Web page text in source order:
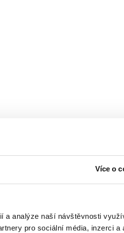
Více o
a analýze naší návštěvnosti
pro sociální média, inzerci a